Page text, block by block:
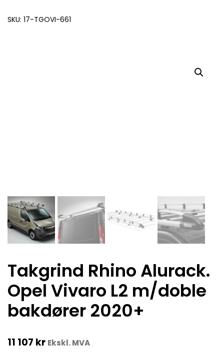
SKU: 17-TGOVI-661
Takgrind Rhino Alurack.
Opel Vivaro L2 m/doble
bakdører 2020+
11 107 kr Ekskl. MVA